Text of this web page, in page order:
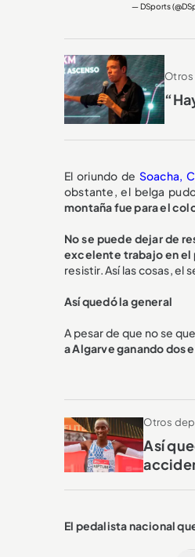
— DSports
El oriundo de Soacha,
obstante, el belga
montaña fue para el
No se puede dejar de
excelente trabajo en
resistir. Así las cosas, el
Así quedó la general
A pesar de que no se
a Algarve ganando dos
Otros
Así
El pedalista nacional